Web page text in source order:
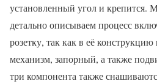
установленный угол и крепится.
детально описываем процесс
розетку, так как в её
механизм, запорный, а также
три компонента также